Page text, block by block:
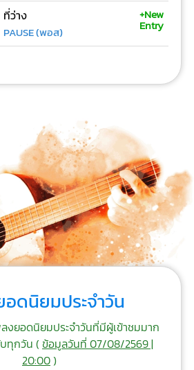
ที่ว่าง
PAUSE (พอส)
+New
Entry
ดนิยมประจำวัน
งยอดนิยมประจำวันที่มีผู้เข้าชมมาก
ทุกวัน (ข้อมูลวันที่ 07/08/2569 |
20:00)